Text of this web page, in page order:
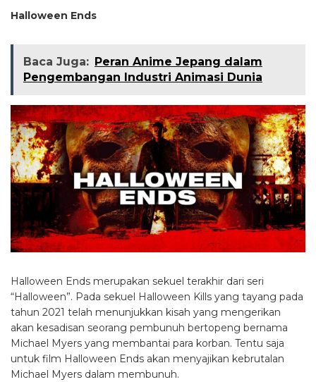
Halloween Ends
Baca Juga: Peran Anime Jepang dalam
Pengembangan Industri Animasi Dunia
Halloween Ends merupakan sekuel terakhir dari seri
“Halloween”. Pada sekuel Halloween Kills yang tayang pada
tahun 2021 telah menunjukkan kisah yang mengerikan
akan kesadisan seorang pembunuh bertopeng bernama
Michael Myers yang membantai para korban. Tentu saja
untuk film Halloween Ends akan menyajikan kebrutalan
Michael Myers dalam membunuh.